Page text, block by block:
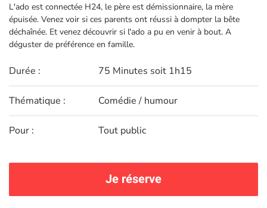
L'ado est connectée H24, le père est démissionnaire, la mère
épuisée. Venez voir si ces parents ont réussi à dompter la bête
déchaînée. Et venez découvrir si l'ado a pu en venir à bout. A
déguster de préférence en famille.
Durée : 75 Minutes soit 1h15
Thématique : Comédie / humour
Pour : Tout public
Je réserve